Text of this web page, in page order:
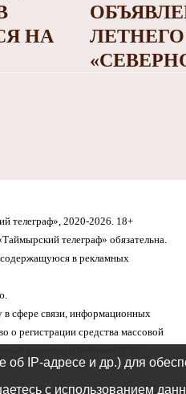
НА
телеграф», 2020-2026. 18+
телеграф» обязательна.
содержащуюся в рекламных
в сфере связи, информационных
о регистрации средства массовой
IP-адресе и др.) для
с использованием